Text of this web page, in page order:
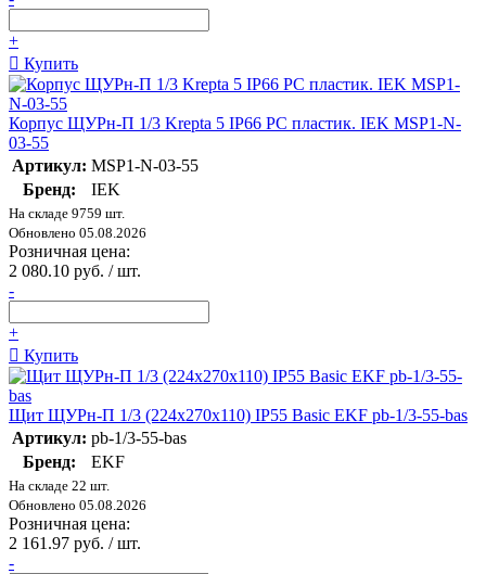
+
Купить
Корпус ЩУРн-П 1/3 Krepta 5 IP66 PC пластик. IEK MSP1-N-
03-55
Артикул: MSP1-N-03-55
Бренд:
IEK
На складе 9759 шт.
Обновлено 05.08.2026
Розничная цена:
2 080.10 руб. / шт.
-
+
Купить
Щит ЩУРн-П 1/3 (224х270х110) IP55 Basic EKF pb-1/3-55-bas
Артикул: pb-1/3-55-bas
Бренд:
EKF
На складе 22 шт.
Обновлено 05.08.2026
Розничная цена:
2 161.97 руб. / шт.
-